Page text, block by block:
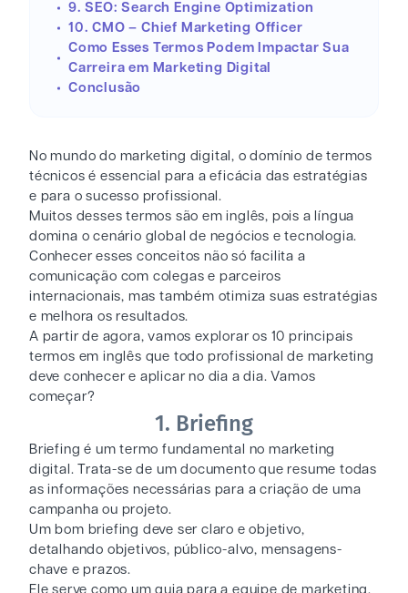
9. SEO: Search Engine Optimization
10. CMO – Chief Marketing Officer
Como Esses Termos Podem Impactar Sua
Carreira em Marketing Digital
Conclusão
No mundo do marketing digital, o domínio de termos
técnicos é essencial para a eficácia das estratégias
e para o sucesso profissional.
Muitos desses termos são em inglês, pois a língua
domina o cenário global de negócios e tecnologia.
Conhecer esses conceitos não só facilita a
comunicação com colegas e parceiros
internacionais, mas também otimiza suas estratégias
e melhora os resultados.
A partir de agora, vamos explorar os 10 principais
termos em inglês que todo profissional de marketing
deve conhecer e aplicar no dia a dia. Vamos
começar?
1. Briefing
Briefing é um termo fundamental no marketing
digital. Trata-se de um documento que resume todas
as informações necessárias para a criação de uma
campanha ou projeto.
Um bom briefing deve ser claro e objetivo,
detalhando objetivos, público-alvo, mensagens-
chave e prazos.
Ele serve como um guia para a equipe de marketing,